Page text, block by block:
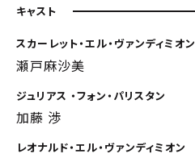
キャスト
スカーレット・エル・ヴァンディミオン
瀬戸麻沙美
ジュリアス ・フォン・パリスタン
加藤 渉
レオナルド・エル・ヴァンディミオン